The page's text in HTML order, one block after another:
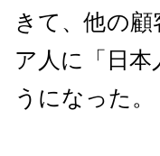
きて、他の
ア人に「日
うになった。